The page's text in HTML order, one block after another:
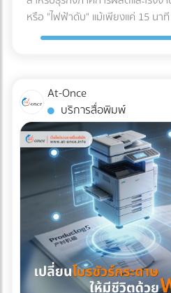
หรือ "ไฟฟ้าดับ" แม้เพียงแค่ 15 นา
พนักงานได้หยุดพักผ่อนชั่วคราว
ต้องหยุดทำงานไปด้วย เพื่อความป
ซ่อมแซมสายไฟอยู่ด้านนอก ทำให้
(Generator) ที่ใช้น้ำมันดีเซลซึ่งมี
ด้วย แต่ในปี 2026 เทคโนโลยี
System) หรือแบตเตอรี่อุตสาหกร
ผสานระบบ Solar Hybrid เข้ากับ
สำคัญที่เจ้าของโรงงานกำลังจับตา
ระบบนี้ "คุ้มทุน" จริงหรือไม่? บทคว
ครับ "ต้นทุนแฝง" เมื่อเครื่องจักรสะดุด ที่บิลค่าไฟไม่ได้บอกคุณ
ก่อนจะตอบว่าแบตเตอรี่คุ้มไหม เร
ที่แท้จริงเวลาโรงงานไฟดับกันก่อนค
ประเด็นที่รบกวนใจผู้บริหารหลาย
At-Once
บริการสื่อพิมพ์